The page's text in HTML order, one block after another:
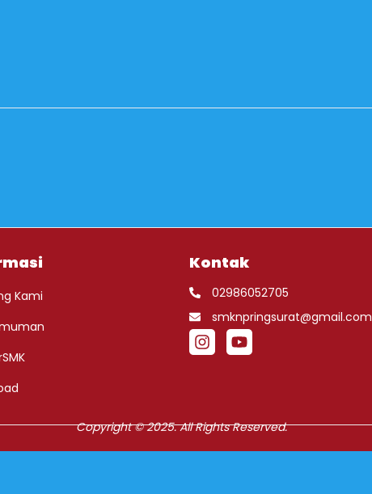
Kami
Kontak
02986052705
smknpringsurat@gmail.com
Copyright © 2025. All Rights Reserved.